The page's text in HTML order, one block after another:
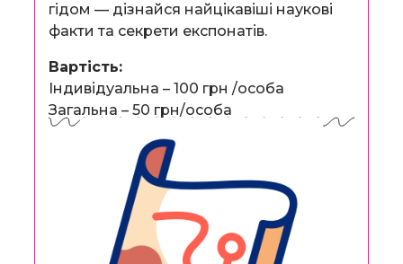
гідом — дізнайся найцікавіші наукові
факти та секрети експонатів.
Вартість:
Індивідуальна – 100 грн /особа
Загальна – 50 грн/особа